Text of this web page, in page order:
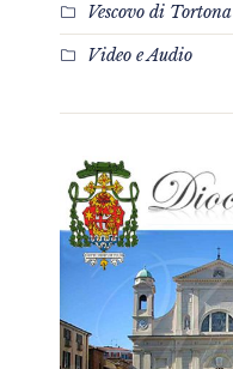
Vescovo di Tortona
Video e Audio